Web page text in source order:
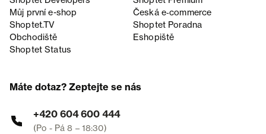
Můj první e-shop
Česká e‑commerce
Shoptet.TV
Shoptet Poradna
Obchodiště
Eshopiště
Shoptet Status
Máte dotaz? Zeptejte se nás
+420 604 600 444
(Po - Pá 8 – 18:30)